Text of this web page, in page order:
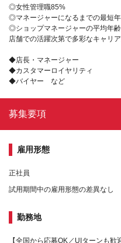
◎女性管理職85%
◎マネージャーになるまでの最短
◎ショップマネージャーの平均年
店舗での活躍次第で多彩なキャリ
◆店長・マネージャー
◆カスタマーロイヤリティ
◆バイヤー など
募集要項
雇用形態
正社員
試用期間中の雇用形態の差異なし
勤務地
【全国から応募OK／UIターンも歓